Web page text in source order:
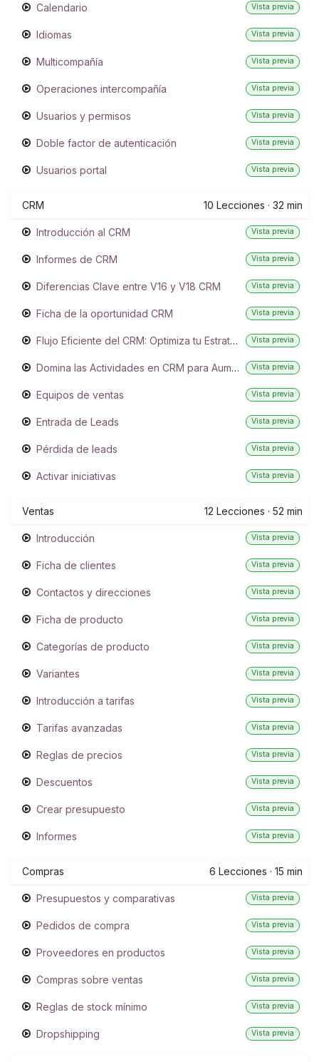
Calendario Vista previa
Idiomas Vista previa
Multicompañía Vista previa
Operaciones intercompañía Vista previa
Usuarios y permisos Vista previa
Doble factor de autenticación Vista previa
Usuarios portal Vista previa
CRM 10 Lecciones · 32 min
Introducción al CRM Vista previa
Informes de CRM Vista previa
Diferencias Clave entre V16 y V18 CRM Vista previa
Ficha de la oportunidad CRM Vista previa
Flujo Eficiente del CRM: Optimiza tu Estrategia Comercial Vista previa
Domina las Actividades en CRM para Aumentar tu Productividad Vista previa
Equipos de ventas Vista previa
Entrada de Leads Vista previa
Pérdida de leads Vista previa
Activar iniciativas Vista previa
Ventas 12 Lecciones · 52 min
Introducción Vista previa
Ficha de clientes Vista previa
Contactos y direcciones Vista previa
Ficha de producto Vista previa
Categorías de producto Vista previa
Variantes Vista previa
Introducción a tarifas Vista previa
Tarifas avanzadas Vista previa
Reglas de precios Vista previa
Descuentos Vista previa
Crear presupuesto Vista previa
Informes Vista previa
Compras 6 Lecciones · 15 min
Presupuestos y comparativas Vista previa
Pedidos de compra Vista previa
Proveedores en productos Vista previa
Compras sobre ventas Vista previa
Reglas de stock mínimo Vista previa
Dropshipping Vista previa